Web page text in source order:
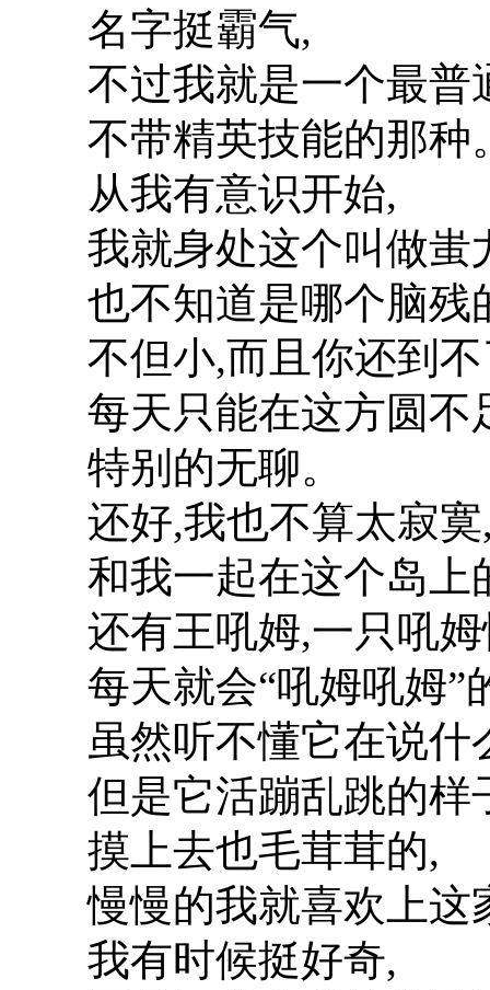
名字挺霸气,
不过我就是一个最普
不带精英技能的那种
从我有意识开始,
我就身处这个叫做蚩
也不知道是哪个脑残
不但小,而且你还到
每天只能在这方圆不
特别的无聊。
还好,我也不算太寂
和我一起在这个岛上
还有王吼姆,一只吼
每天就会“吼姆吼姆”
虽然听不懂它在说什
但是它活蹦乱跳的样
摸上去也毛茸茸的,
慢慢的我就喜欢上这
我有时候挺好奇,